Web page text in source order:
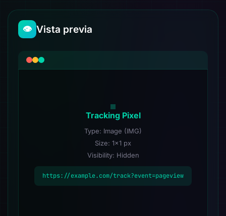
👁️ Vista previa
Tracking Pixel
Type: Image (IMG)
Size: 1x1 px
Visibility: Hidden
https://example.com/track?event=pageview